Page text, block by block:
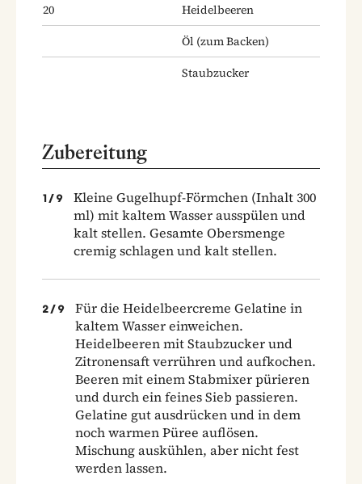
20
Heidelbeeren
Öl (zum Backen)
Staubzucker
Zubereitung
1 / 9
Kleine Gugelhupf-Förmchen (Inhalt 300
ml) mit kaltem Wasser ausspülen und
kalt stellen. Gesamte Obersmenge
cremig schlagen und kalt stellen.
2 / 9
Für die Heidelbeercreme Gelatine in
kaltem Wasser einweichen.
Heidelbeeren mit Staubzucker und
Zitronensaft verrühren und aufkochen.
Beeren mit einem Stabmixer pürieren
und durch ein feines Sieb passieren.
Gelatine gut ausdrücken und in dem
noch warmen Püree auflösen.
Mischung auskühlen, aber nicht fest
werden lassen.